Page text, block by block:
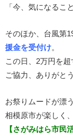
「今、気になるこ
そのほか、台風第
援金を受付け。
この日、2万円を超
ご協力、ありがと
お祭りムードが漂
相模原市が楽しく
【さがみはら市民